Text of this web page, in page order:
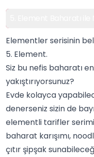
Elementler serisinin
5. Element.
Siz bu nefis baharatı
yakıştırıyorsunuz?
Evde kolayca
denerseniz sizin de
elementli tarifler
baharat karışımı,
çıtır şipşak